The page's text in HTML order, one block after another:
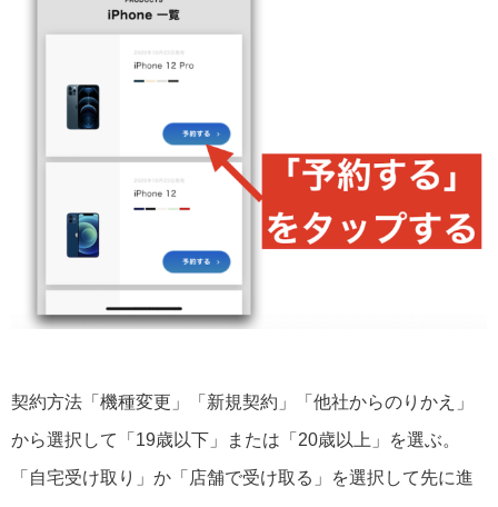
契約方法「機種変更」「新規契約」「他社からのりかえ」
から選択して「19歳以下」または「20歳以上」を選ぶ。
「自宅受け取り」か「店舗で受け取る」を選択して先に進